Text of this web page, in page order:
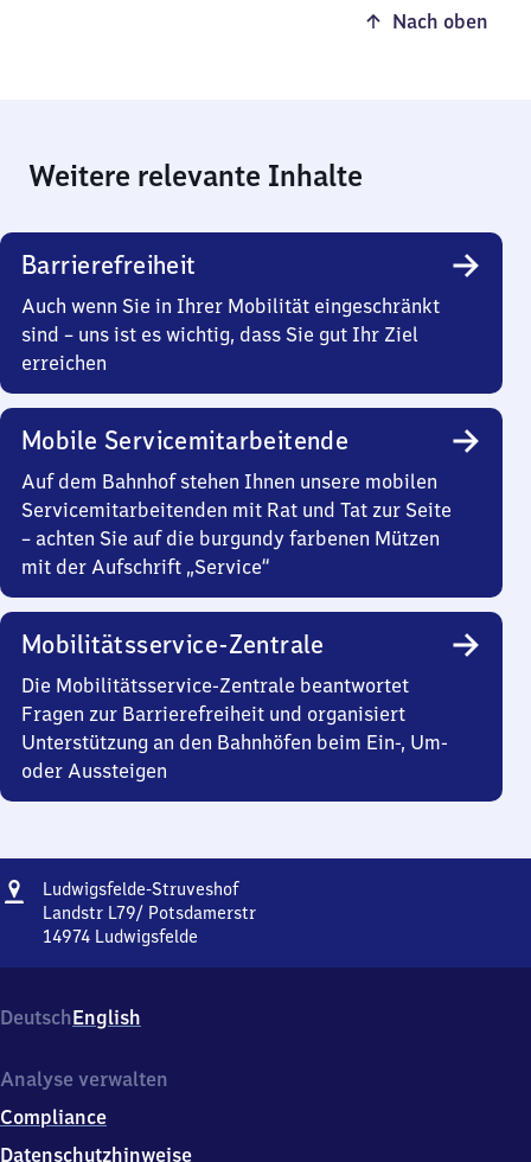
Nach oben
Weitere relevante Inhalte
Barrierefreiheit
Auch wenn Sie in Ihrer Mobilität eingeschränkt
sind – uns ist es wichtig, dass Sie gut Ihr Ziel
erreichen
Mobile Servicemitarbeitende
Auf dem Bahnhof stehen Ihnen unsere mobilen
Servicemitarbeitenden mit Rat und Tat zur Seite
– achten Sie auf die burgundy farbenen Mützen
mit der Aufschrift „Service“
Mobilitätsservice-Zentrale
Die Mobilitätsservice-Zentrale beantwortet
Fragen zur Barrierefreiheit und organisiert
Unterstützung an den Bahnhöfen beim Ein-, Um-
oder Aussteigen
Adresse
Ludwigsfelde-StruveshofLudwigsfelde-
Struveshof
Landstr L79/ Potsdamerstr
14974 Ludwigsfelde
Landstr
L79/
1
9
7
DeutschEnglish
Analyse verwalten
Compliance
Datenschutzhinweise